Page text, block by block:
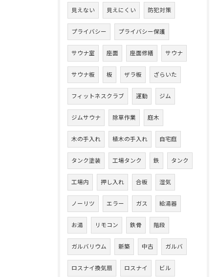
見えない 見えにくい 防犯対策
プライバシー プライバシー保護
サウナ室 座面 座面修繕 サウナ
サウナ板 板 ザラ板 ざらいた
フィットネスクラブ 運動 ジム
ジムサウナ 除草作業 庭木
木の手入れ 植木の手入れ 自宅庭
タンク塗装 工場タンク 鉄 タンク
工場内 押し入れ 合板 湿気
ノーリツ エラー ガス 給湯器
お湯 リモコン 鉄骨 階段
ガルバリウム 新築 中古 ガルバ
ロスナイ換気扇 ロスナイ ビル